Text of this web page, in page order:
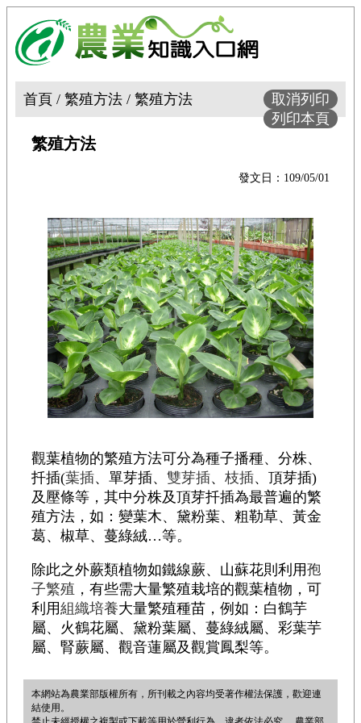
首頁 / 繁殖方法 / 繁殖方法
取消列印
列印本頁
繁殖方法
發文日：109/05/01
觀葉植物的繁殖方法可分為種子播種、分株、
扦插(葉插、單芽插、 雙芽插、 枝插、頂芽插)
及壓條等，其中分株及頂芽扦插為最普遍的繁
殖方法，如：變葉木、黛粉葉、粗勒草、黃金
葛、椒草、蔓綠絨…等。
除此之外蕨類植物如鐵線蕨、山蘇花則利用孢
子繁殖 ，有些需大量繁殖栽培的觀葉植物，可
利用組織培養大量繁殖種苗，例如：白鶴芋
屬、火鶴花屬、黛粉葉屬、蔓綠絨屬、彩葉芋
屬、腎蕨屬、觀音蓮屬及觀賞鳳梨等。
本網站為農業部版權所有，所刊載之內容均受著作權法保護，歡迎連
結使用。